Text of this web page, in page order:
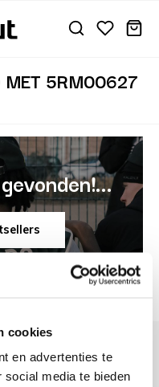
cookies
en advertenties te
media te bieden
MET 5RM00627